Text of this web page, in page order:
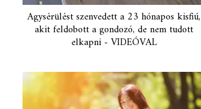
Agysérülést szenvedett a 23 hónapos kisfiú,
akit feldobott a gondozó, de nem tudott
elkapni - VIDEÓVAL